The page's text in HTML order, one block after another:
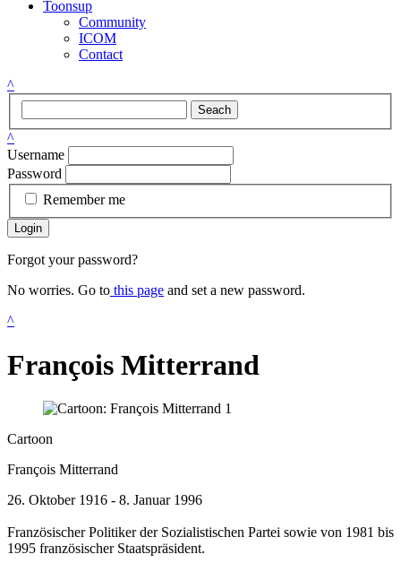
Toonsup
Community
ICOM
Contact
^
Seach
^
Username
Password
Remember me
Login
Forgot your password?
No worries. Go to this page and set a new password.
^
François Mitterrand
Cartoon
François Mitterrand
26. Oktober 1916 - 8. Januar 1996
Französischer Politiker der Sozialistischen Partei sowie von 1981 bis
1995 französischer Staatspräsident.